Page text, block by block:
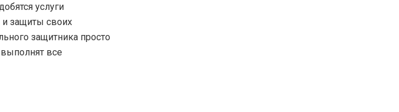
услуги
и защиты своих
защитника просто
все